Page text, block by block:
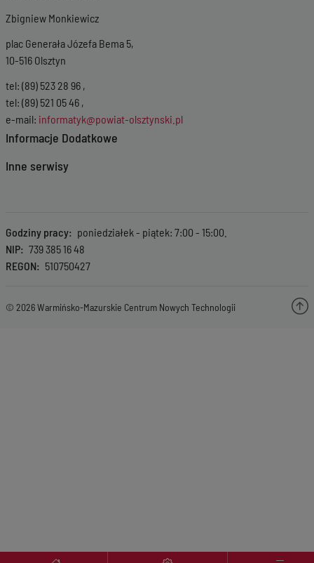
Menu wyróżnione
Zbigniew Monkiewicz
plac Generała Józefa Bema 5,
10-516 Olsztyn
tel: (89) 523 28 96 ,
tel: (89) 521 05 46 ,
e-mail: informatyk@powiat-olsztynski.pl
Informacje Dodatkowe
Inne serwisy
Godziny pracy
poniedziałek - piątek: 7:00 - 15:00.
NIP
739 385 16 48
REGON
510750427
© 2026 Warmińsko-Mazurskie Centrum Nowych Technologii